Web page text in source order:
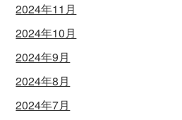
2024年11月
2024年10月
2024年9月
2024年8月
2024年7月